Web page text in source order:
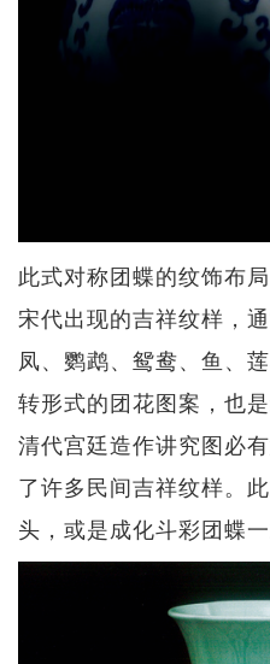
此式对称团蝶的纹饰布
宋代出现的吉祥纹样，
凤、鹦鹉、鸳鸯、鱼、
转形式的团花图案，也
清代宫廷造作讲究图必
了许多民间吉祥纹样。
头，或是成化斗彩团蝶一